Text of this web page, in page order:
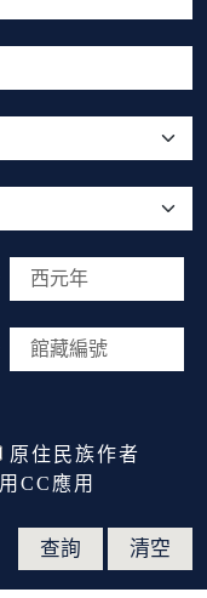
原住民族作者
CC應用